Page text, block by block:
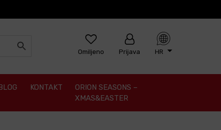
Omiljeno Prijava HR
KONTAKT
ORION SEASONS –
XMAS&EASTER